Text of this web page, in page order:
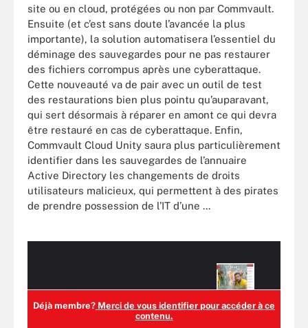
site ou en cloud, protégées ou non par Commvault.
Ensuite (et c’est sans doute l’avancée la plus
importante), la solution automatisera l’essentiel du
déminage des sauvegardes pour ne pas restaurer
des fichiers corrompus après une cyberattaque.
Cette nouveauté va de pair avec un outil de test
des restaurations bien plus pointu qu’auparavant,
qui sert désormais à réparer en amont ce qui devra
être restauré en cas de cyberattaque. Enfin,
Commvault Cloud Unity saura plus particulièrement
identifier dans les sauvegardes de l’annuaire
Active Directory les changements de droits
utilisateurs malicieux, qui permettent à des pirates
de prendre possession de l’IT d’une ...
Déjà membre? Merci de vous identifier pour accéder à ce
contenu.